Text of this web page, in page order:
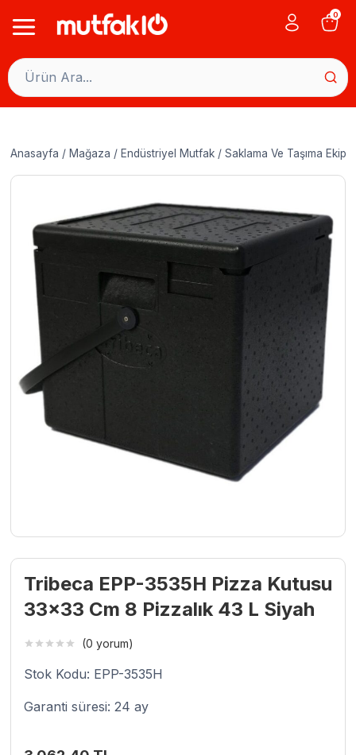
0
Anasayfa / Mağaza / Endüstriyel Mutfak / Saklama Ve Taşıma
Tribeca EPP-3535H Pizza Kutusu
33×33 Cm 8 Pizzalık 43 L Siyah
(0 yorum)
Stok Kodu: EPP-3535H
Garanti süresi: 24 ay